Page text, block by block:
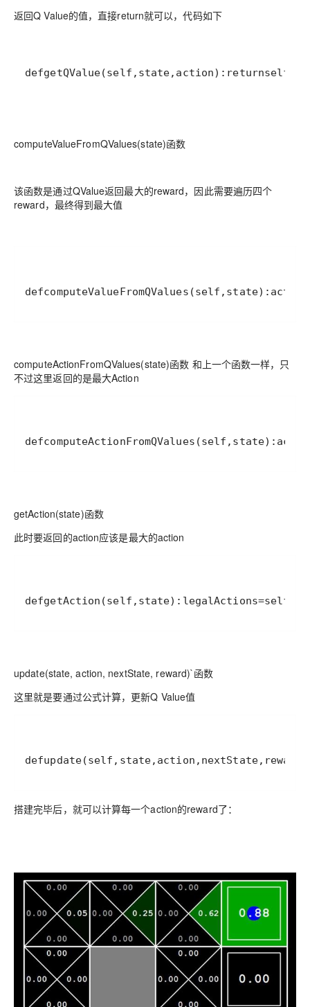
返回Q Value的值，直接return就可以，代码如下
computeValueFromQValues(state)函数
该函数是通过QValue返回最大的reward，因此需要遍历四个
reward，最终得到最大值
computeActionFromQValues(state)函数 和上一个函数一样，只
不过这里返回的是最大Action
getAction(state)函数
此时要返回的action应该是最大的action
update(state, action, nextState, reward)`函数
这里就是要通过公式计算，更新Q Value值
搭建完毕后，就可以计算每一个action的reward了：